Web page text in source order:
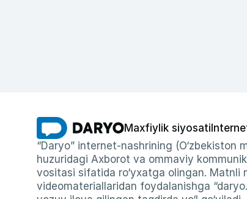
Maxfiylik siyosati
“Daryo” internet-nashrining (O‘zbekiston
huzuridagi Axborot va ommaviy
vositasi sifatida ro‘yxatga olingan. Matnli
videomateriallaridan foydalanishga